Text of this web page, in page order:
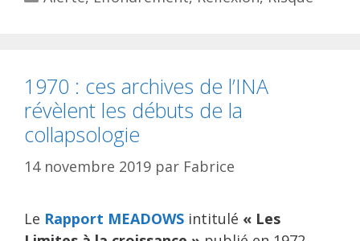
1970 : ces archives de l’INA
révèlent les débuts de la
collapsologie
14 novembre 2019 par Fabrice
Le Rapport MEADOWS intitulé « Les